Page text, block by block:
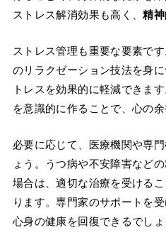
ストレス解消効果も高く、精
ストレス管理も重要な要素で
のリラクゼーション技法を身
トレスを効果的に軽減できま
を意識的に作ることで、心の
必要に応じて、医療機関や専
ょう。うつ病や不安障害など
場合は、適切な治療を受ける
ります。専門家のサポートを
心身の健康を回復できるでしょ